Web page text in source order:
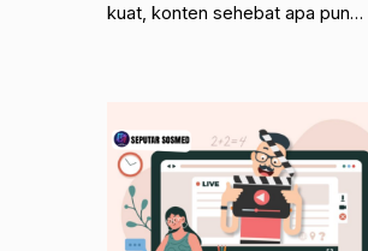
kuat, konten sehebat apa pun…